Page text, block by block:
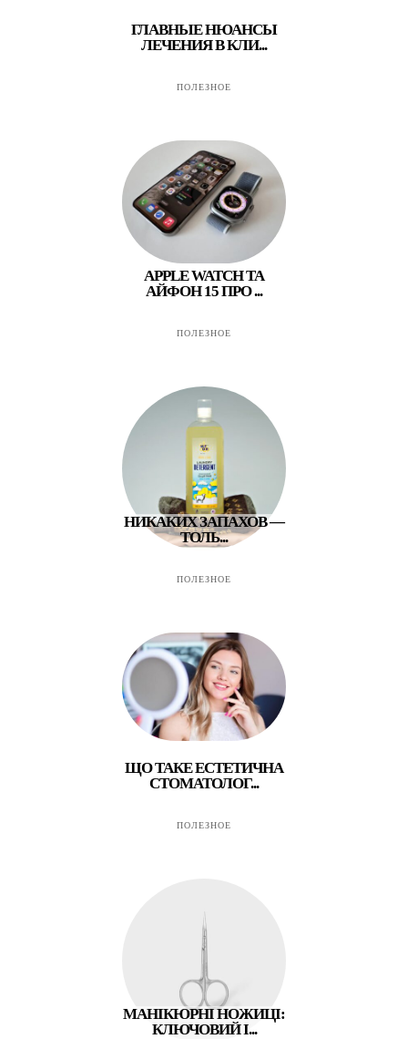
ГЛАВНЫЕ НЮАНСЫ
ЛЕЧЕНИЯ В КЛИ...
ПОЛЕЗНОЕ
APPLE WATCH ТА
АЙФОН 15 ПРО ...
ПОЛЕЗНОЕ
НИКАКИХ ЗАПАХОВ —
ТОЛЬ...
ПОЛЕЗНОЕ
ЩО ТАКЕ ЕСТЕТИЧНА
СТОМАТОЛОГ...
ПОЛЕЗНОЕ
МАНІКЮРНІ НОЖИЦІ:
КЛЮЧОВИЙ І...